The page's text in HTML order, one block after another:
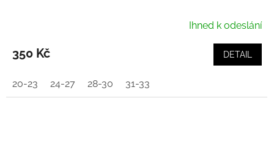
Ihned k odeslání
350 Kč DETAIL
20-23 24-27 28-30 31-33